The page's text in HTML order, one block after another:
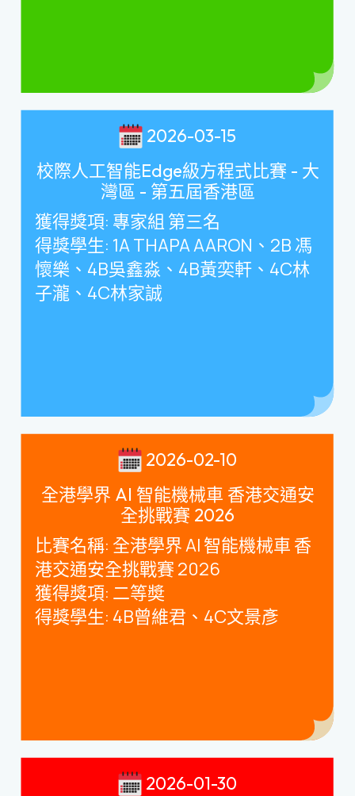
2026-03-15
校際人工智能Edge級方程式比賽 - 大
灣區 - 第五屆香港區
獲得獎項: 專家組 第三名
得獎學生: 1A THAPA AARON 、 2B 馮
懷樂、 4B吳鑫淼、 4B黃奕軒、 4C林
子瀧、 4C林家誠
2026-02-10
全港學界 AI 智能機械車 香港交通安
全挑戰賽 2026
比賽名稱: 全港學界AI 智能機械車 香
港交通安全挑戰賽 2026
獲得獎項: 二等奬
得獎學生: 4B曾維君、 4C文景彥
2026-01-30